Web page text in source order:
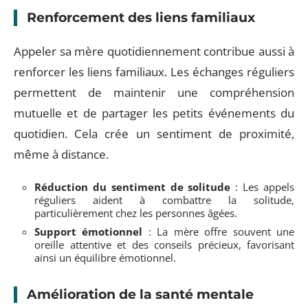
Renforcement des liens familiaux
Appeler sa mère quotidiennement contribue aussi à
renforcer les liens familiaux. Les échanges réguliers
permettent de maintenir une compréhension
mutuelle et de partager les petits événements du
quotidien. Cela crée un sentiment de proximité,
même à distance.
Réduction du sentiment de solitude : Les appels
réguliers aident à combattre la solitude,
particulièrement chez les personnes âgées.
Support émotionnel : La mère offre souvent une
oreille attentive et des conseils précieux, favorisant
ainsi un équilibre émotionnel.
Amélioration de la santé mentale